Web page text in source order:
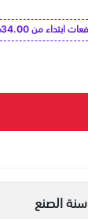
34.00
سنة الصنع